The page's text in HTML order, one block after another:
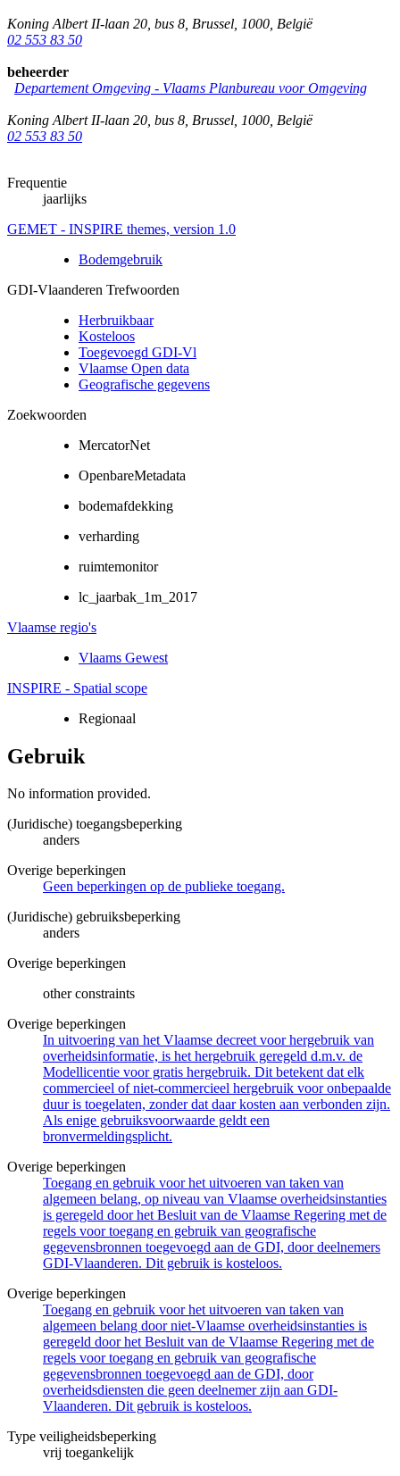
Koning Albert II-laan 20, bus 8 Brussel 1000 België
02 553 83 50
beheerder
Departement Omgeving - Vlaams Planbureau voor Omgeving
Koning Albert II-laan 20, bus 8 Brussel 1000 België
02 553 83 50
Frequentie
jaarlijks
GEMET - INSPIRE themes, version 1.0
Bodemgebruik
GDI-Vlaanderen Trefwoorden
Herbruikbaar
Kosteloos
Toegevoegd GDI-Vl
Vlaamse Open data
Geografische gegevens
Zoekwoorden
MercatorNet
OpenbareMetadata
bodemafdekking
verharding
ruimtemonitor
lc_jaarbak_1m_2017
Vlaamse regio's
Vlaams Gewest
INSPIRE - Spatial scope
Regionaal
Gebruik
No information provided.
(Juridische) toegangsbeperking
anders
Overige beperkingen
Geen beperkingen op de publieke toegang.
(Juridische) gebruiksbeperking
anders
Overige beperkingen
other constraints
Overige beperkingen
In uitvoering van het Vlaamse decreet voor hergebruik van
overheidsinformatie, is het hergebruik geregeld d.m.v. de
Modellicentie voor gratis hergebruik. Dit betekent dat elk
commercieel of niet-commercieel hergebruik voor onbepaalde
duur is toegelaten, zonder dat daar kosten aan verbonden zijn.
Als enige gebruiksvoorwaarde geldt een
bronvermeldingsplicht.
Overige beperkingen
Toegang en gebruik voor het uitvoeren van taken van
algemeen belang, op niveau van Vlaamse overheidsinstanties
is geregeld door het Besluit van de Vlaamse Regering met de
regels voor toegang en gebruik van geografische
gegevensbronnen toegevoegd aan de GDI, door deelnemers
GDI-Vlaanderen. Dit gebruik is kosteloos.
Overige beperkingen
Toegang en gebruik voor het uitvoeren van taken van
algemeen belang door niet-Vlaamse overheidsinstanties is
geregeld door het Besluit van de Vlaamse Regering met de
regels voor toegang en gebruik van geografische
gegevensbronnen toegevoegd aan de GDI, door
overheidsdiensten die geen deelnemer zijn aan GDI-
Vlaanderen. Dit gebruik is kosteloos.
Type veiligheidsbeperking
vrij toegankelijk